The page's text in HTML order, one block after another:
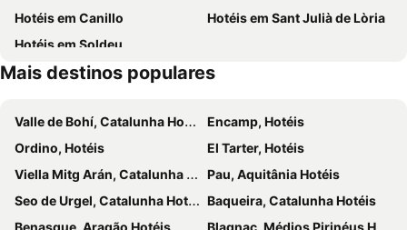
Hotéis em Canillo
Hotéis em Sant Julià de Lòria
Hotéis em Soldeu
Mais destinos populares
Valle de Bohí, Catalunha Hotéis
Encamp, Hotéis
Ordino, Hotéis
El Tarter, Hotéis
Viella Mitg Arán, Catalunha Hotéis
Pau, Aquitânia Hotéis
Seo de Urgel, Catalunha Hotéis
Baqueira, Catalunha Hotéis
Benasque, Aragão Hotéis
Blagnac, Médios Pirinéus Hotéis